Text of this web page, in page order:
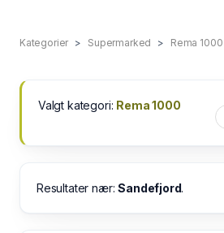
Kategorier Supermarked Rema 1000
Valgt kategori: Rema 1000
Resultater nær:Sandefjord.